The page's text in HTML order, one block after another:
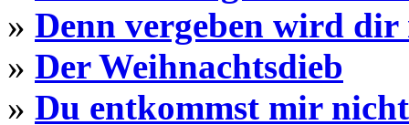
» Denn vergeben wird dir
» Der Weihnachtsdieb
» Du entkommst mir nicht